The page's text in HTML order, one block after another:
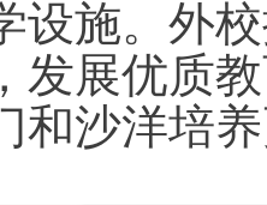
设施。 外校
发展优质
和沙洋培